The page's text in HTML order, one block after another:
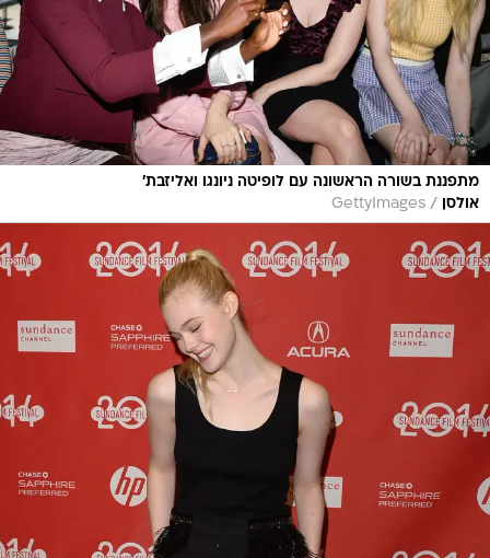
מתפננת בשורה הראשונה עם לופיטה ניונגו ואליזבת'
אולסן
/
GettyImages